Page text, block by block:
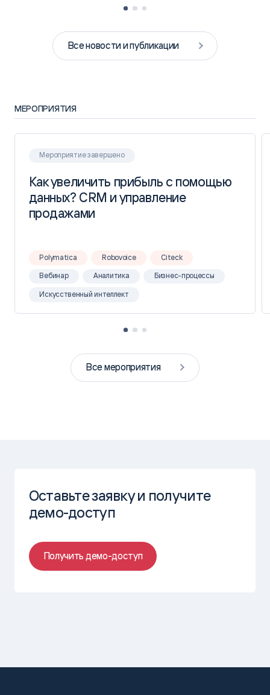
Все новости и публикации
МЕРОПРИЯТИЯ
Мероприятие завершено
Как увеличить прибыль с помощью
данных? CRM и управление
продажами
Как увеличить прибыль с помощью
данных? CRM и управление
продажами
Polymatica Robovoice Citeck
Вебинар Аналитика Бизнес-процессы
Искусственный интеллект
Все мероприятия
Оставьте заявку и получите
демо-доступ
Получить демо-доступ